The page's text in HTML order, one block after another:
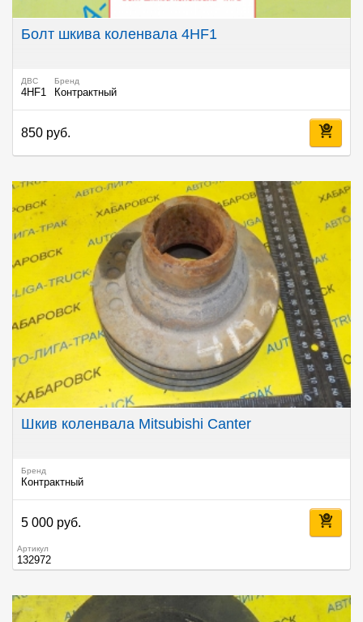
Болт шкива коленвала 4HF1
ДВС
4HF1
Бренд
Контрактный
850 руб.
Шкив коленвала Mitsubishi Canter
Бренд
Контрактный
5 000 руб.
Артикул
132972